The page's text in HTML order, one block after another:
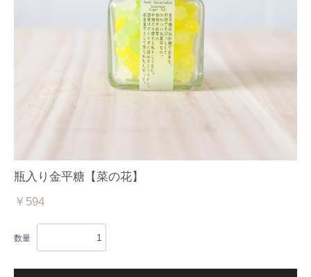
瓶入り金平糖【菜の花】
￥594
数量